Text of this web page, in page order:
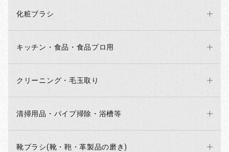
化粧ブラシ
キッチン・食品・食品プロ用
クリーニング・毛玉取り
清掃用品・パイプ掃除・浴槽等
靴ブラシ(靴・鞄・革製品の磨き)